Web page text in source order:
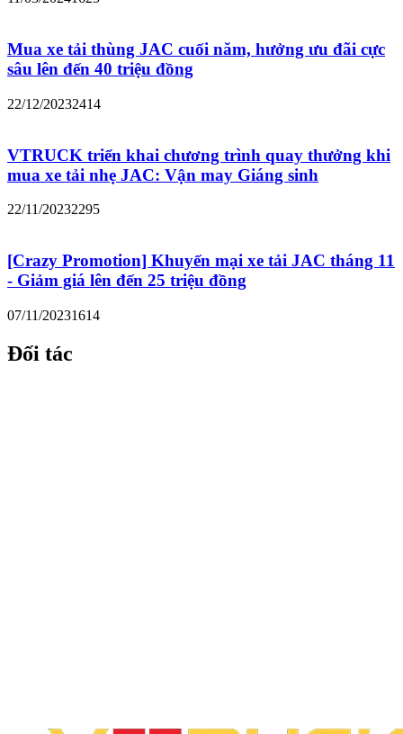
Mua xe tải thùng JAC cuối năm, hưởng ưu đãi cực
sâu lên đến 40 triệu đồng
22/12/20232414
VTRUCK triển khai chương trình quay thưởng khi
mua xe tải nhẹ JAC: Vận may Giáng sinh
22/11/20232295
[Crazy Promotion] Khuyến mại xe tải JAC tháng 11
- Giảm giá lên đến 25 triệu đồng
07/11/20231614
Đối tác